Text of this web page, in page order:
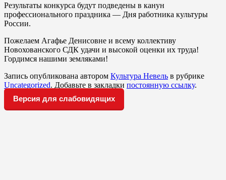
Результаты конкурса будут подведены в канун
профессионального праздника — Дня работника культуры
России.
Пожелаем Агафье Денисовне и всему коллективу
Новохованского СДК удачи и высокой оценки их труда!
Гордимся нашими земляками!
Запись опубликована автором Культура Невель в рубрике
Uncategorized. Добавьте в закладки постоянную ссылку.
Версия для слабовидящих